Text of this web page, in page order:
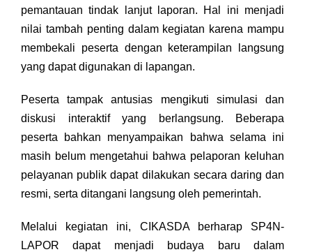
pemantauan tindak lanjut laporan. Hal ini menjadi
nilai tambah penting dalam kegiatan karena mampu
membekali peserta dengan keterampilan langsung
yang dapat digunakan di lapangan.
Peserta tampak antusias mengikuti simulasi dan
diskusi interaktif yang berlangsung. Beberapa
peserta bahkan menyampaikan bahwa selama ini
masih belum mengetahui bahwa pelaporan keluhan
pelayanan publik dapat dilakukan secara daring dan
resmi, serta ditangani langsung oleh pemerintah.
Melalui kegiatan ini, CIKASDA berharap SP4N-
LAPOR dapat menjadi budaya baru dalam